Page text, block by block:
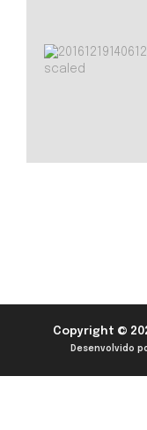
Copyright ©
Desenvolvido